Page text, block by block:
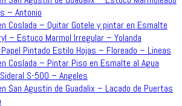
– Antonio
Coslada – Quitar Gotele y pintar en Esmalte
– Estuco Marmol Irregular – Yolanda
Pintado Estilo Hojas – Floreado – Lineas
Coslada – Pintar Piso en Esmalte al Agua
S-500 – Angeles
San Agustin de Guadalix – Lacado de Puertas